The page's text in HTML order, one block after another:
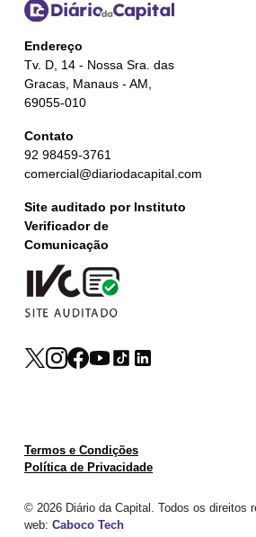
Endereço
Tv. D, 14 - Nossa Sra. das
Gracas, Manaus - AM,
69055-010
Contato
92 98459-3761
comercial@diariodacapital.com
Site auditado por Instituto
Verificador de
Comunicação
© 2026 Diário da Capital. Todos os direitos
web: Caboco Tech
Termos e Condições
Política de Privacidade